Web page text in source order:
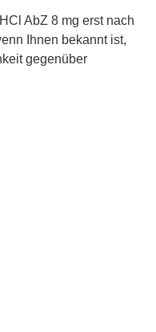
AbZ 8 mg erst nach
Ihnen bekannt ist,
gegenüber